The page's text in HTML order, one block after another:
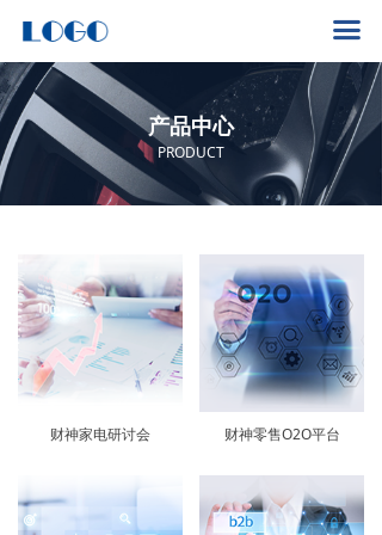
끀
首页
关于我们
产品中心
财神家电研讨会 财神零售O2O平台
产品中心
PRODUCT